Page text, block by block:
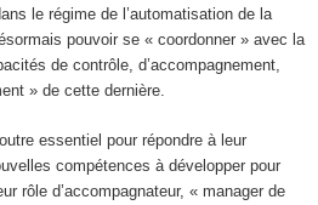
le régime de l’automatisation de la
pouvoir se « coordonner » avec la
de contrôle, d’accompagnement,
» de cette dernière.
essentiel pour répondre à leur
compétences à développer pour
rôle d’accompagnateur, « manager de